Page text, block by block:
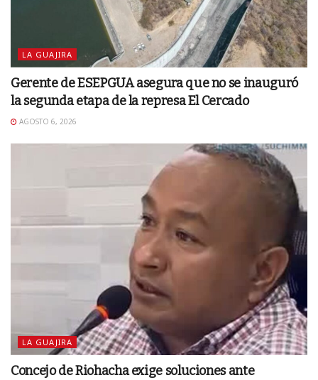
LA GUAJIRA
Gerente de ESEPGUA asegura que no se inauguró
la segunda etapa de la represa El Cercado
AGOSTO 6, 2026
LA GUAJIRA
Concejo de Riohacha exige soluciones ante